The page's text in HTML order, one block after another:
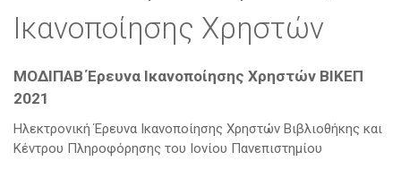
Ικανοποίησης Χρηστών
ΜΟΔΙΠΑΒ Έρευνα Ικανοποίησης Χρηστών ΒΙΚΕΠ
2021
Ηλεκτρονική Έρευνα Ικανοποίησης Χρηστών Βιβλιοθήκης και
Κέντρου Πληροφόρησης του Ιονίου Πανεπιστημίου